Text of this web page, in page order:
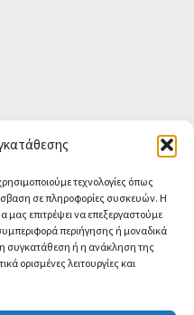
τεχνολογίες όπως
σε πληροφορίες συσκευών. Η
μας επιτρέψει να επεξεργαστούμε
περιήγησης ή μοναδικά
συγκατάθεση ή η ανάκληση της
ορισμένες λειτουργίες και